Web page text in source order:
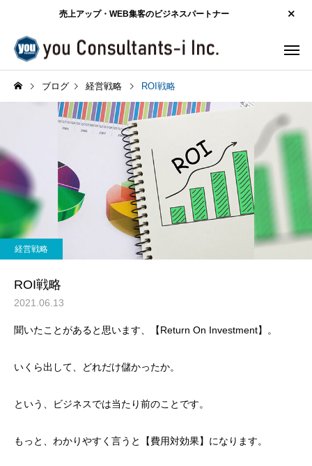
売上アップ・WEB集客のビジネスパートナー
ブログ 経営戦略 ROI戦略
経営戦略
ROI戦略
2021.06.13
聞いたことがあると思います、【Return On Investment】。
いくら出して、どれだけ儲かったか。
という、ビジネスでは当たり前のことです。
もっと、わかりやすく言うと【費用対効果】になります。